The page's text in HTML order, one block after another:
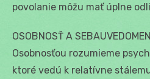
povolanie môžu mať úplne
OSOBNOSŤ A
Osobnosťou rozumieme
ktoré vedú k relatívne